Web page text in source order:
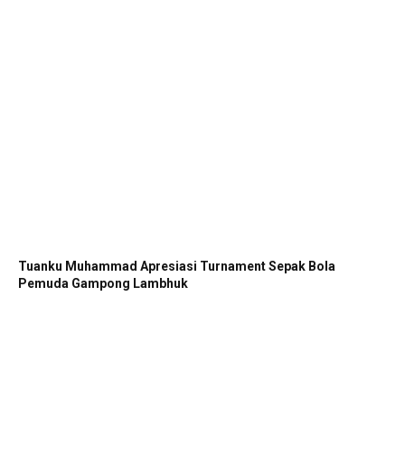
Tuanku Muhammad Apresiasi Turnament Sepak Bola
Pemuda Gampong Lambhuk